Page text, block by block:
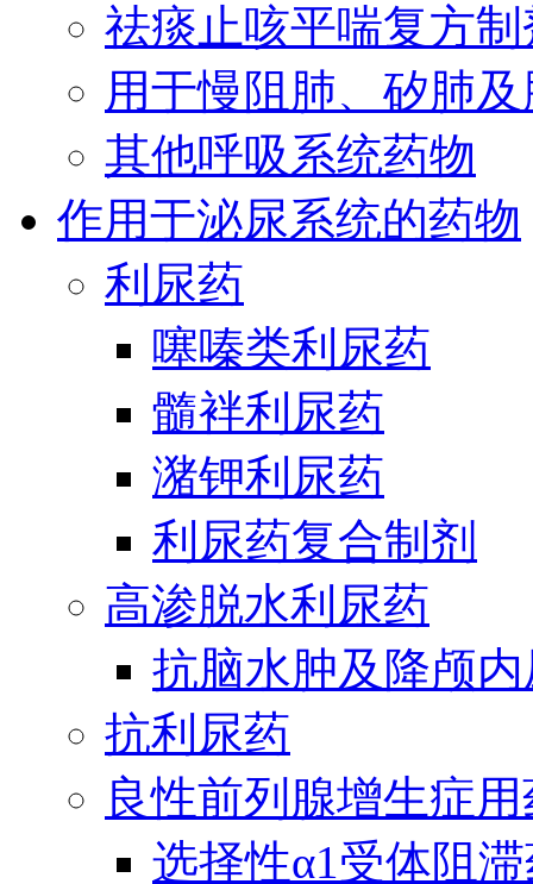
祛痰止咳平喘复方制
用于慢阻肺、矽肺
其他呼吸系统药物
作用于泌尿系统的药物
利尿药
噻嗪类利尿药
髓袢利尿药
潴钾利尿药
利尿药复合制剂
高渗脱水利尿药
抗脑水肿及降颅
抗利尿药
良性前列腺增生症
选择性α1受体阻